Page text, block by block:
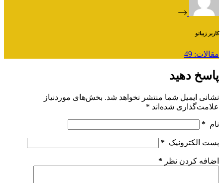
کاربر زیبانو
مقالات: 49
پاسخ دهید
نشانی ایمیل شما منتشر نخواهد شد. بخش‌های موردنیاز
علامت‌گذاری شده‌اند *
نام *
پست الکترونیک *
اضافه کردن نظر *